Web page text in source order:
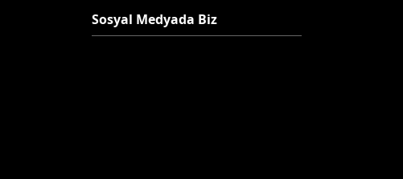
Sosyal Medyada Biz